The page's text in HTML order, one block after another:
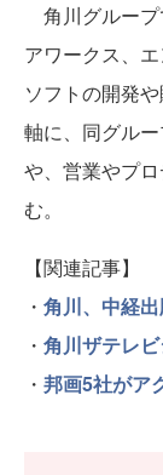
角川グループ
アワークス、
ソフトの開発
軸に、同グル
や、営業やプ
む。
【関連記事】
・ 角川、中経
・ 角川ザテレ
・ 邦画5社がア